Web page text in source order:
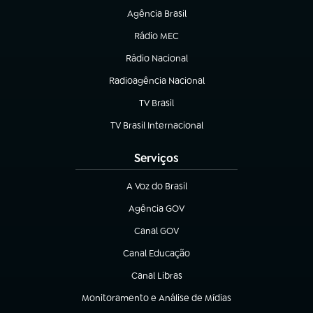
Agência Brasil
(abre em nova aba)
Rádio MEC
(abre em nova aba)
Rádio Nacional
Radioagência Nacional
(abre em nova aba)
TV Brasil
(abre em nova aba)
TV Brasil Internacional
(abre em nova aba)
Serviços
A Voz do Brasil
(abre em nova aba)
Agência GOV
(abre em nova aba)
Canal GOV
(abre em nova aba)
Canal Educação
(abre em nova aba)
Canal Libras
(abre em nova aba)
Monitoramento e Análise de Mídias
(abre em nova aba)